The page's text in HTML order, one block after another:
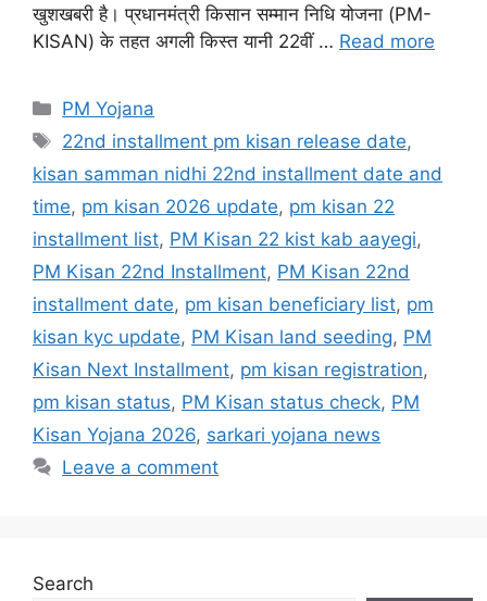
खुशखबरी है। प्रधानमंत्री किसान सम्मान निधि योजना (PM-
KISAN) के तहत अगली किस्त यानी 22वीं … Read more
Categories
PM Yojana
Tags
22nd installment pm kisan release date,
kisan samman nidhi 22nd installment date and
time, pm kisan 2026 update, pm kisan 22
installment list, PM Kisan 22 kist kab aayegi,
PM Kisan 22nd Installment, PM Kisan 22nd
installment date, pm kisan beneficiary list, pm
kisan kyc update, PM Kisan land seeding, PM
Kisan Next Installment, pm kisan registration,
pm kisan status, PM Kisan status check, PM
Kisan Yojana 2026, sarkari yojana news
Leave a comment
Search